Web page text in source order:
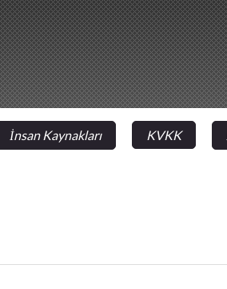
İnsan Kaynakları KVKK